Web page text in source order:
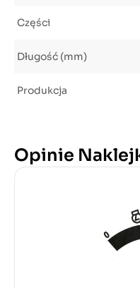
Części
Długość (mm)
Produkcja
Opinie